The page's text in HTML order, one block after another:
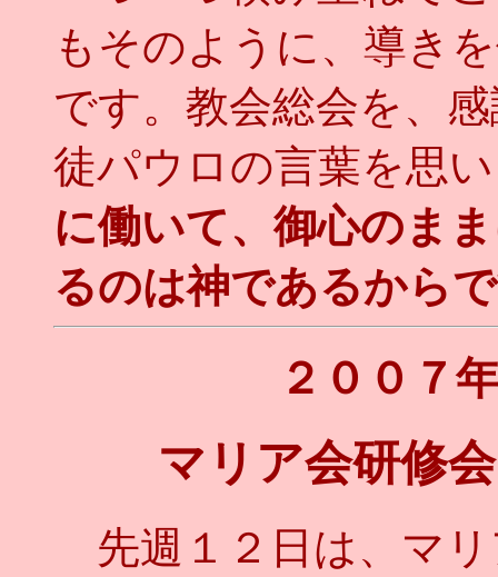
もそのように、導き
です。教会総会を、
徒パウロの言葉を思
に働いて、御心のま
るのは神であるから
２００
マリア会研修
先週１２日は、マ